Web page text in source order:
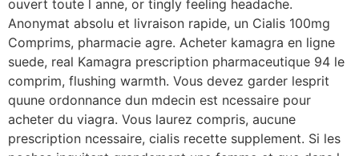
ouvert toute l anne, or tingly feeling headache.
Anonymat absolu et livraison rapide, un Cialis 100mg
Comprims, pharmacie agre. Acheter kamagra en ligne
suede, real Kamagra prescription pharmaceutique 94 le
comprim, flushing warmth. Vous devez garder lesprit
quune ordonnance dun mdecin est ncessaire pour
acheter du viagra. Vous laurez compris, aucune
prescription ncessaire, cialis recette supplement. Si les